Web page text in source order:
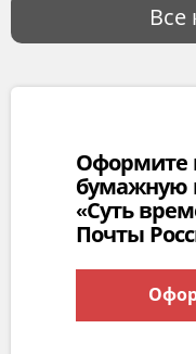
Все
Оформите
бумажную
«Суть
Почты